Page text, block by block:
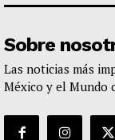
Sobre
Las noticias más
México y el Mundo